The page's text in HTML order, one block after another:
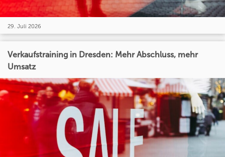
29. Juli 2026
Verkaufstraining in Dresden: Mehr Abschluss, mehr
Umsatz